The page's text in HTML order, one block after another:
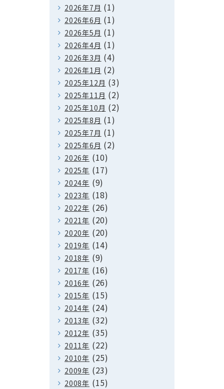
2026年7月 (1)
2026年6月 (1)
2026年5月 (1)
2026年4月 (1)
2026年3月 (4)
2026年1月 (2)
2025年12月 (3)
2025年11月 (2)
2025年10月 (2)
2025年8月 (1)
2025年7月 (1)
2025年6月 (2)
2026年 (10)
2025年 (17)
2024年 (9)
2023年 (18)
2022年 (26)
2021年 (20)
2020年 (20)
2019年 (14)
2018年 (9)
2017年 (16)
2016年 (26)
2015年 (15)
2014年 (24)
2013年 (32)
2012年 (35)
2011年 (22)
2010年 (25)
2009年 (23)
2008年 (15)